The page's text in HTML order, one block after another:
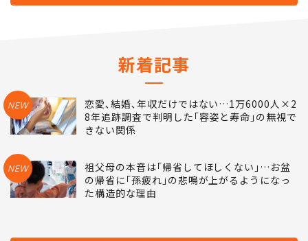
新着記事
NEW
恋愛､結婚､年収だけではない…1万6000人×2
8年追跡調査で判明した｢容姿と寿命｣の無視で
きない関係
NEW
祖父母の本音は｢帰省してほしくない｣…お盆
の帰省に｢孫疲れ｣の悲鳴が上がるようになっ
た構造的な理由